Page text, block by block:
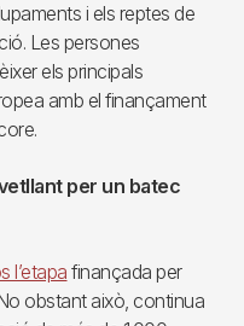
i els reptes de
Les persones
els principals
amb el finançament
per un batec
l’etapa finançada per
obstant això, continua